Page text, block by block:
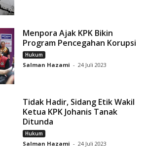
Menpora Ajak KPK Bikin
Program Pencegahan Korupsi
Hukum
Salman Hazami - 24 Juli 2023
Tidak Hadir, Sidang Etik Wakil
Ketua KPK Johanis Tanak
Ditunda
Hukum
Salman Hazami - 24 Juli 2023